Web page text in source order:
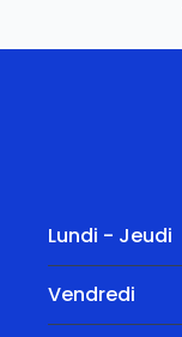
Lundi - Jeudi
Vendredi